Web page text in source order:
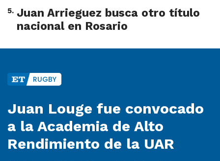
5. Juan Arrieguez busca otro título
nacional en Rosario
RUGBY
Juan Louge fue convocado
a la Academia de Alto
Rendimiento de la UAR